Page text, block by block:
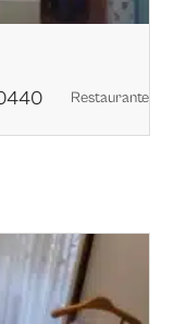
Restaurante